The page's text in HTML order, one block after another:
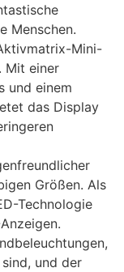
Menschen.
Mini-
Mit einer
und einem
das Display
Größen. Als
Technologie
und der